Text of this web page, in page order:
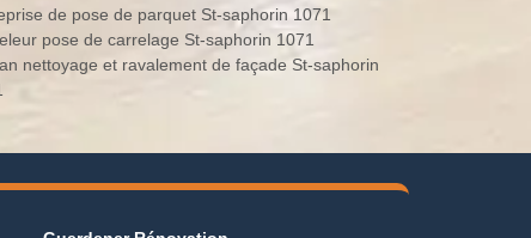
Entreprise de pose de parquet St-saphorin 1071
Carreleur pose de carrelage St-saphorin 1071
nettoyage et ravalement de façade St-saphorin